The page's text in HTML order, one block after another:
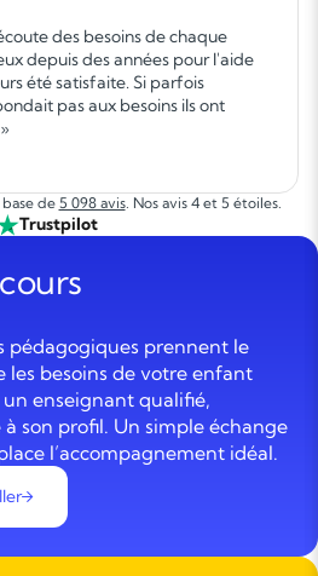
des besoins de chaque
depuis des années pour l'aide
été satisfaite. Si parfois
pas aux besoins ils ont
de 5 098 avis. Nos avis 4 et 5 étoiles.
Trustpilot
pédagogiques prennent le
les besoins de votre enfant
enseignant qualifié,
son profil. Un simple échange
l’accompagnement idéal.